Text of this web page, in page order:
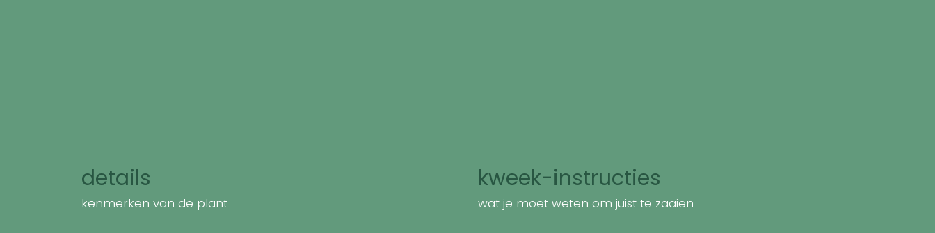
details
kenmerken van de plant
kweek-instructies
wat je moet weten om juist te zaaien